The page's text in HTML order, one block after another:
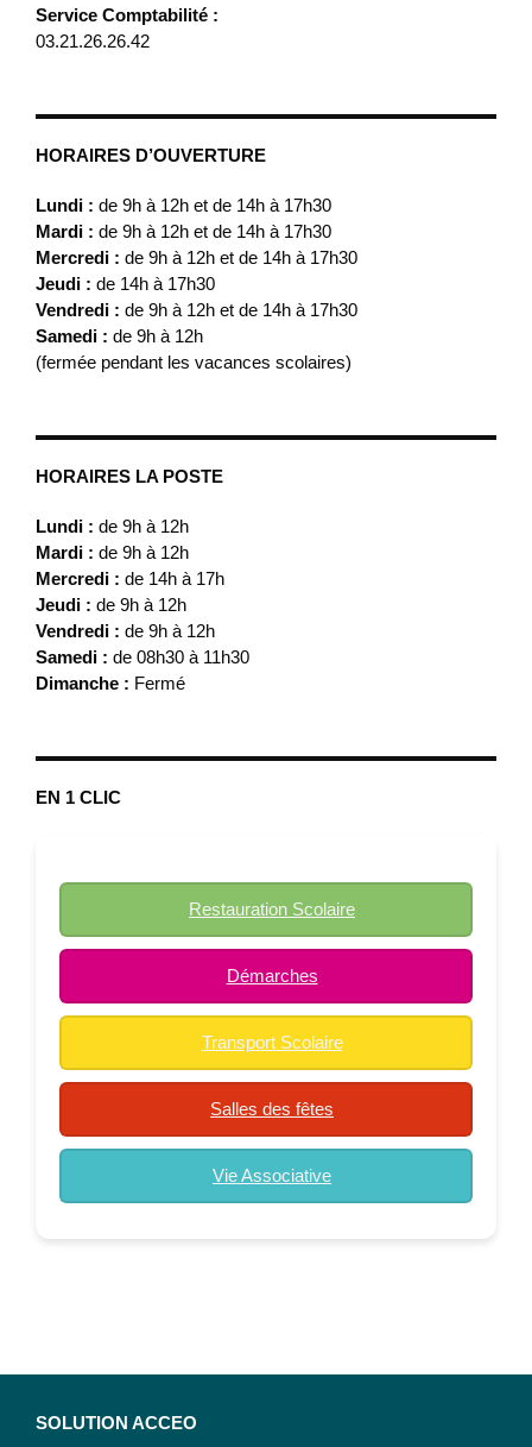
Service Comptabilité :
03.21.26.26.42
HORAIRES D’OUVERTURE
Lundi : de 9h à 12h et de 14h à 17h30
Mardi : de 9h à 12h et de 14h à 17h30
Mercredi : de 9h à 12h et de 14h à 17h30
Jeudi : de 14h à 17h30
Vendredi : de 9h à 12h et de 14h à 17h30
Samedi : de 9h à 12h
(fermée pendant les vacances scolaires)
HORAIRES LA POSTE
Lundi : de 9h à 12h
Mardi : de 9h à 12h
Mercredi : de 14h à 17h
Jeudi : de 9h à 12h
Vendredi : de 9h à 12h
Samedi : de 08h30 à 11h30
Dimanche : Fermé
EN 1 CLIC
Restauration Scolaire
Démarches
Transport Scolaire
Salles des fêtes
Vie Associative
SOLUTION ACCEO